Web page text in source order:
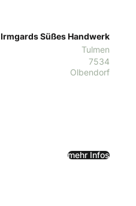
Irmgards Süßes Handwerk
Tulmen
7534
Olbendorf
mehr Infos